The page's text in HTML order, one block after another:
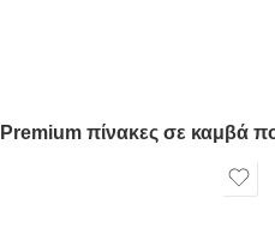
Premium πίνακες σε καμβά